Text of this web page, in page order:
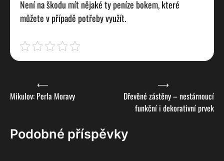
Není na škodu mít nějaké ty peníze bokem, které
můžete v případě potřeby využít.
Navigace
pro
⟵
Mikulov: Perla Moravy
Dřevěné zástěny – nestárnoucí
funkční i dekorativní prvek
⟶
Podobné příspěvky